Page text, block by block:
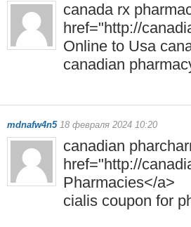
canada rx
href="http://
Online to Usa
canadian
mdnafw4n518 февраля 2024 10:20
canadian
href="http://
Pharmacies</a>
cialis coupon for